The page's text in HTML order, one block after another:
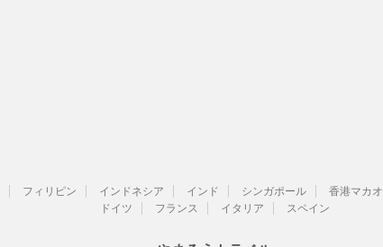
フィリピン インドネシア インド シンガポール 香港マカオ
ドイツ
フランス イタリア スペイン